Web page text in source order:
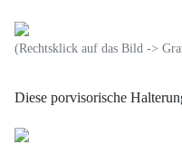
(Rechtsklick auf das Bild ->
Diese porvisorische